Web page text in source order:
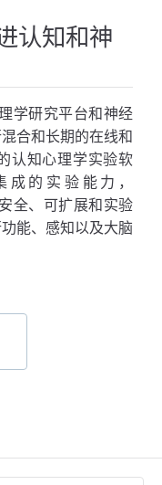
认知和神
学研究平台和神经
合和长期的在线和
认知心理学实验软
的实验能力，
全、可扩展和实验
能、感知以及大脑